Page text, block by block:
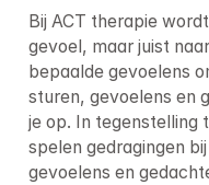
Bij ACT therapie
gevoel, maar juist
bepaalde gevoelens
sturen, gevoelens en
je op. In tegenstelling
spelen gedragingen
gevoelens en